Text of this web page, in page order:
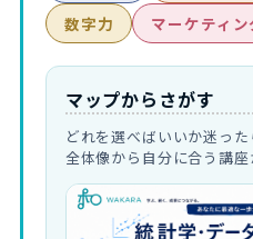
数字力
マーケティン
マップからさがす
どれを選べばいいか迷った
全体像から自分に合う講座